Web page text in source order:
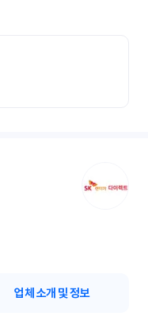
업체 소개 및 정보